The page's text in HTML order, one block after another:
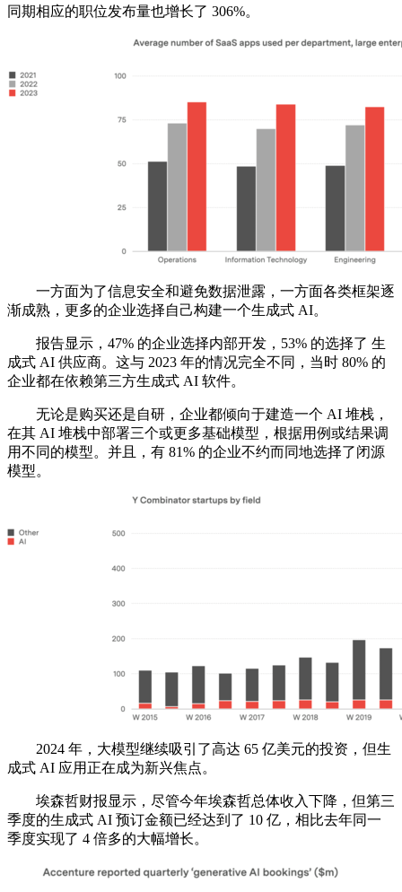
同期相应的职位发布量也增长了 306%。
一方面为了信息安全和避免数据泄露，一方面各类框架逐
渐成熟，更多的企业选择自己构建一个生成式 AI。
报告显示，47% 的企业选择内部开发，53% 的选择了 生
成式 AI 供应商。这与 2023 年的情况完全不同，当时 80% 的
企业都在依赖第三方生成式 AI 软件。
无论是购买还是自研，企业都倾向于建造一个 AI 堆栈，
在其 AI 堆栈中部署三个或更多基础模型，根据用例或结果调
用不同的模型。并且，有 81% 的企业不约而同地选择了闭源
模型。
2024 年，大模型继续吸引了高达 65 亿美元的投资，但生
成式 AI 应用正在成为新兴焦点。
埃森哲财报显示，尽管今年埃森哲总体收入下降，但第三
季度的生成式 AI 预订金额已经达到了 10 亿，相比去年同一
季度实现了 4 倍多的大幅增长。